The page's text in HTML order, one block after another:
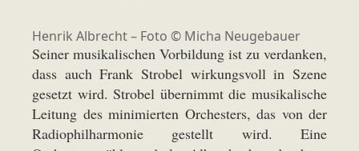
Henrik Albrecht – Foto © Micha Neugebauer
Seiner musikalischen Vorbildung ist zu verdanken,
dass auch Frank Strobel wirkungsvoll in Szene
gesetzt wird. Strobel übernimmt die musikalische
Leitung des minimierten Orchesters, das von der
Radiophilharmonie gestellt wird. Eine